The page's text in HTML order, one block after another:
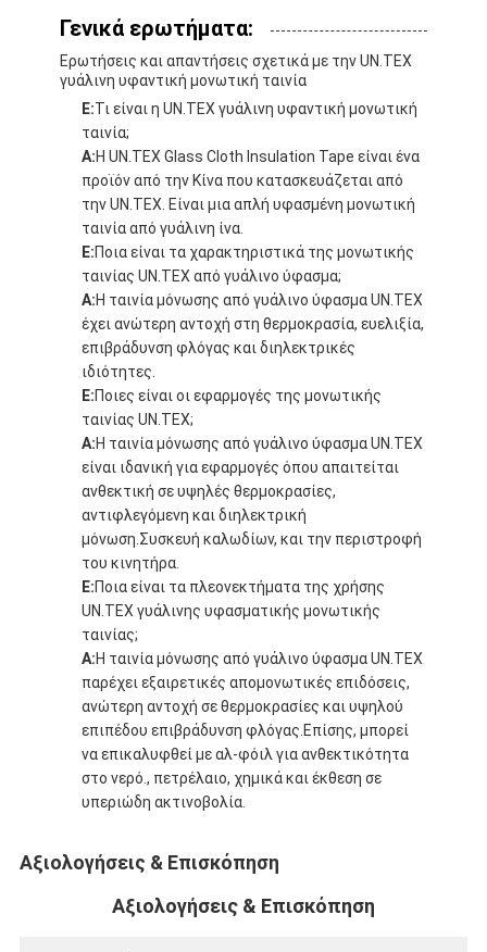
Γενικά ερωτήματα:
Ερωτήσεις και απαντήσεις σχετικά με την UN.TEX
γυάλινη υφαντική μονωτική ταινία
Ε:Τι είναι η UN.TEX γυάλινη υφαντική μονωτική
ταινία;
Α:Η UN.TEX Glass Cloth Insulation Tape είναι ένα
προϊόν από την Κίνα που κατασκευάζεται από
την UN.TEX. Είναι μια απλή υφασμένη μονωτική
ταινία από γυάλινη ίνα.
Ε:Ποια είναι τα χαρακτηριστικά της μονωτικής
ταινίας UN.TEX από γυάλινο ύφασμα;
Α:Η ταινία μόνωσης από γυάλινο ύφασμα UN.TEX
έχει ανώτερη αντοχή στη θερμοκρασία, ευελιξία,
επιβράδυνση φλόγας και διηλεκτρικές
ιδιότητες.
Ε:Ποιες είναι οι εφαρμογές της μονωτικής
ταινίας UN.TEX;
Α:Η ταινία μόνωσης από γυάλινο ύφασμα UN.TEX
είναι ιδανική για εφαρμογές όπου απαιτείται
ανθεκτική σε υψηλές θερμοκρασίες,
αντιφλεγόμενη και διηλεκτρική
μόνωση.Συσκευή καλωδίων, και την περιστροφή
του κινητήρα.
Ε:Ποια είναι τα πλεονεκτήματα της χρήσης
UN.TEX γυάλινης υφασματικής μονωτικής
ταινίας;
Α:Η ταινία μόνωσης από γυάλινο ύφασμα UN.TEX
παρέχει εξαιρετικές απομονωτικές επιδόσεις,
ανώτερη αντοχή σε θερμοκρασίες και υψηλού
επιπέδου επιβράδυνση φλόγας.Επίσης, μπορεί
να επικαλυφθεί με αλ-φόιλ για ανθεκτικότητα
στο νερό., πετρέλαιο, χημικά και έκθεση σε
υπεριώδη ακτινοβολία.
Αξιολογήσεις & Επισκόπηση
Αξιολογήσεις & Επισκόπηση